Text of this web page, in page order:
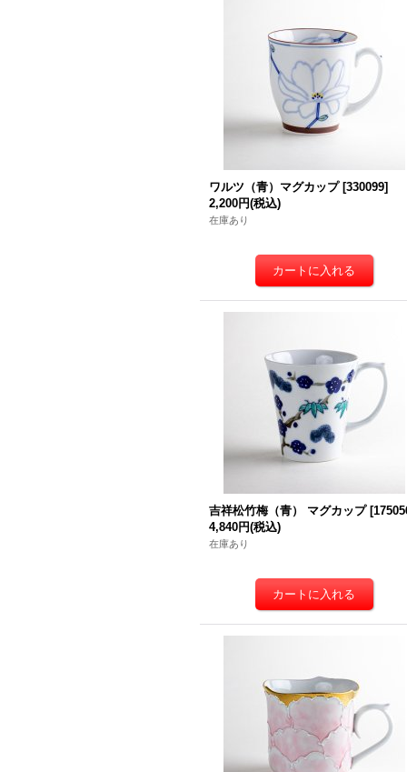
ワルツ（青）マグカップ [330099]
2,200円(税込)
在庫あり
吉祥松竹梅（青） マグカップ [
4,840円(税込)
在庫あり